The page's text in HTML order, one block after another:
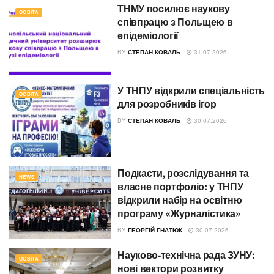
ОСВІТА
ТНМУ посилює наукову
співпрацю з Польщею в
епідеміології
BY СТЕПАН КОВАЛЬ 31.07.2026
ОСВІТА
У ТНПУ відкрили спеціальність
для розробників ігор
BY СТЕПАН КОВАЛЬ 30.07.2026
NEWS
Подкасти, розслідування та
власне портфоліо: у ТНПУ
відкрили набір на освітню
програму «Журналістика»
BY ГЕОРГІЙ ГНАТЮК 30.07.2026
ОСВІТА
Науково-технічна рада ЗУНУ:
нові вектори розвитку